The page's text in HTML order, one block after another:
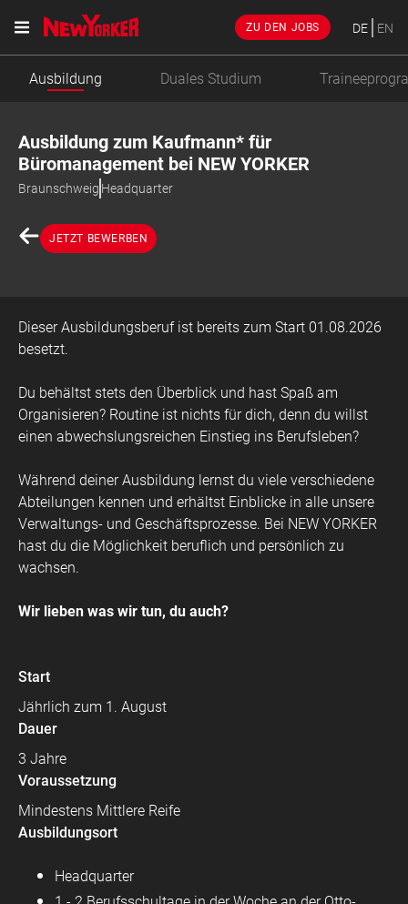
ZU DEN JOBS DE EN
Ausbildung Duales Studium
Ausbildung zum Kaufmann* für
Büromanagement bei NEW YORKER
Braunschweig Headquarter
JETZT BEWERBEN
Dieser Ausbildungsberuf ist bereits zum Start 01.08.2026
besetzt.
Du behältst stets den Überblick und hast Spaß am
Organisieren? Routine ist nichts für dich, denn du willst
einen abwechslungsreichen Einstieg ins Berufsleben?
Während deiner Ausbildung lernst du viele verschiedene
Abteilungen kennen und erhältst Einblicke in alle unsere
Verwaltungs- und Geschäftsprozesse. Bei NEW YORKER
hast du die Möglichkeit beruflich und persönlich zu
wachsen.
Wir lieben was wir tun, du auch?
Start
Jährlich zum 1. August
Dauer
3 Jahre
Voraussetzung
Mindestens Mittlere Reife
Ausbildungsort
Headquarter